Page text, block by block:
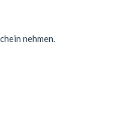
nehmen.